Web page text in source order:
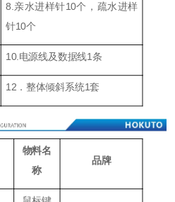
8.亲水进样针10个，疏水进样
针10个
10.电源线及数据线1条
12．整体倾斜系统1套
物料名
称
品牌